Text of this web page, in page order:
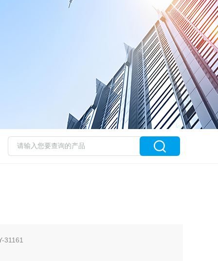
31161